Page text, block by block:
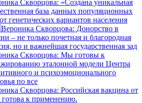
Скворцова: «Создана уникальная
база данных популяционных
генетических вариантов населения
Скворцова: Донорство в
– не только почетная и благородная
но и важнейшая государственная зад
Скворцова: Мы готовы к
эталонной модели Центра
и психоэмоционального
по все
Скворцова: Российская вакцина от
готова к применению.